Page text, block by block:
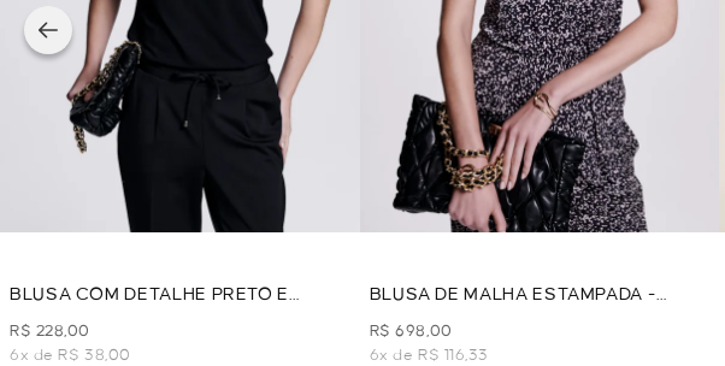
BLUSA COM DETALHE PRETO E
BRANCO - PRETO
R$ 228,00
6x de R$ 38,00
BLUSA DE MALHA ESTAMPADA -
PRETO
R$ 698,00
6x de R$ 116,33